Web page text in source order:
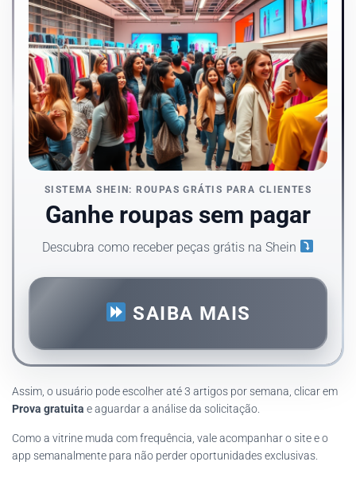
SISTEMA SHEIN: ROUPAS GRÁTIS PARA CLIENTES
Ganhe roupas sem pagar
Descubra como receber peças grátis na Shein
SAIBA MAIS
Assim, o usuário pode escolher até 3 artigos por semana, clicar em
Prova gratuita e aguardar a análise da solicitação.
Como a vitrine muda com frequência, vale acompanhar o site e o
app semanalmente para não perder oportunidades exclusivas.